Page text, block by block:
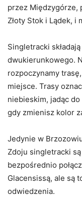
przez Międzygórze,
Złoty Stok i Lądek, i
Singletracki
dwukierunkowego.
rozpoczynamy
miejsce. Trasy
niebieskim, jadąc
gdy zmienisz kolor
Jedynie w
Zdoju singletracki
bezpośrednio
Glacensissą, ale są
odwiedzenia.